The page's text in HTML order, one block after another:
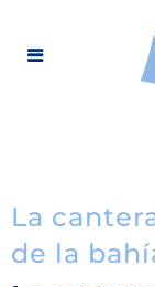
La
de la